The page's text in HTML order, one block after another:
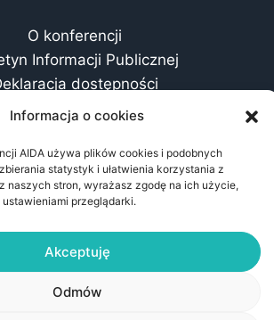
Informacja o cookies
AIDA używa plików cookies i podobnych
statystyk i ułatwienia korzystania z
naszych stron, wyrażasz zgodę na ich użycie,
przeglądarki.
Akceptuję
Odmów
O konferencji
Informacji Publicznej
dostępności
Klauzula RODO
Informacji jako Dyscyplina